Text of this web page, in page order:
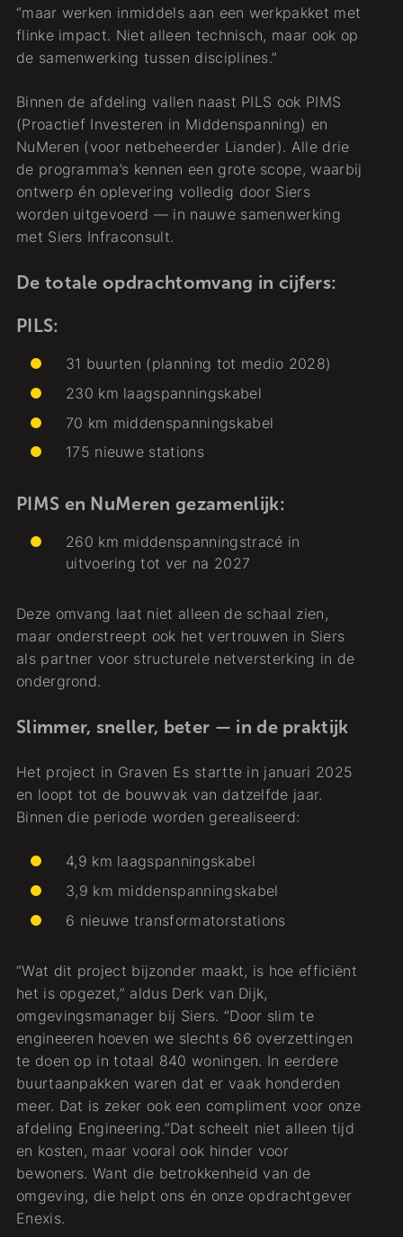
“maar werken inmiddels aan een werkpakket met
flinke impact. Niet alleen technisch, maar ook op
de samenwerking tussen disciplines.”
Binnen de afdeling vallen naast PILS ook PIMS
(Proactief Investeren in Middenspanning) en
NuMeren (voor netbeheerder Liander). Alle drie
de programma’s kennen een grote scope, waarbij
ontwerp én oplevering volledig door Siers
worden uitgevoerd — in nauwe samenwerking
met Siers Infraconsult.
De totale opdrachtomvang in cijfers:
PILS:
31 buurten (planning tot medio 2028)
230 km laagspanningskabel
70 km middenspanningskabel
175 nieuwe stations
PIMS en NuMeren gezamenlijk:
260 km middenspanningstracé in
uitvoering tot ver na 2027
Deze omvang laat niet alleen de schaal zien,
maar onderstreept ook het vertrouwen in Siers
als partner voor structurele netversterking in de
ondergrond.
Slimmer, sneller, beter — in de praktijk
Het project in Graven Es startte in januari 2025
en loopt tot de bouwvak van datzelfde jaar.
Binnen die periode worden gerealiseerd:
4,9 km laagspanningskabel
3,9 km middenspanningskabel
6 nieuwe transformatorstations
“Wat dit project bijzonder maakt, is hoe efficiënt
het is opgezet,” aldus Derk van Dijk,
omgevingsmanager bij Siers. “Door slim te
engineeren hoeven we slechts 66 overzettingen
te doen op in totaal 840 woningen. In eerdere
buurtaanpakken waren dat er vaak honderden
meer. Dat is zeker ook een compliment voor onze
afdeling Engineering.”Dat scheelt niet alleen tijd
en kosten, maar vooral ook hinder voor
bewoners. Want die betrokkenheid van de
omgeving, die helpt ons én onze opdrachtgever
Enexis.